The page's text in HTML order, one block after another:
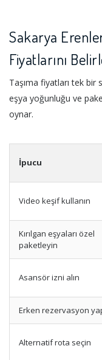
Sakarya
Fiyatlarını
Taşıma fiyatları tek bir
eşya yoğunluğu ve
oynar.
İpucu
Video keşif kullanın
Kırılgan eşyaları özel
paketleyin
Asansör izni alın
Erken rezervasyon
Alternatif rota seçin